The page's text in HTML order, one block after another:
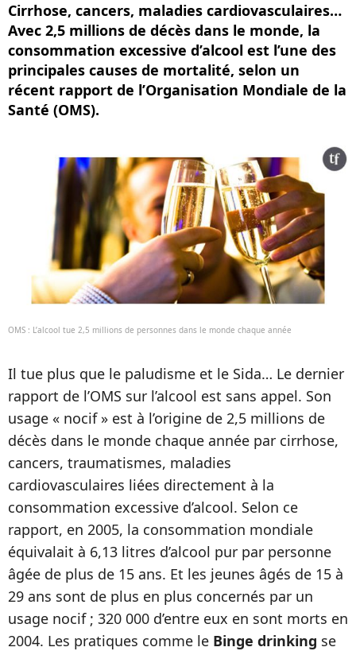
Cirrhose, cancers, maladies cardiovasculaires…
Avec 2,5 millions de décès dans le monde, la
consommation excessive d’alcool est l’une des
principales causes de mortalité, selon un
récent rapport de l’Organisation Mondiale de la
Santé (OMS).
OMS : L’alcool tue 2,5 millions de personnes dans le monde chaque année
Il tue plus que le paludisme et le Sida… Le dernier
rapport de l’OMS sur l’alcool est sans appel. Son
usage « nocif » est à l’origine de 2,5 millions de
décès dans le monde chaque année par cirrhose,
cancers, traumatismes, maladies
cardiovasculaires liées directement à la
consommation excessive d’alcool. Selon ce
rapport, en 2005, la consommation mondiale
équivalait à 6,13 litres d’alcool pur par personne
âgée de plus de 15 ans. Et les jeunes âgés de 15 à
29 ans sont de plus en plus concernés par un
usage nocif ; 320 000 d’entre eux en sont morts en
2004. Les pratiques comme le Binge drinking se